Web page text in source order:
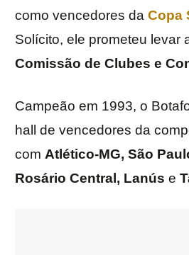
como vencedores da Copa
Solícito, ele prometeu levar
Comissão de Clubes e
Campeão em 1993, o
hall de vencedores da
com Atlético-MG, São
Rosário Central, Lanús e